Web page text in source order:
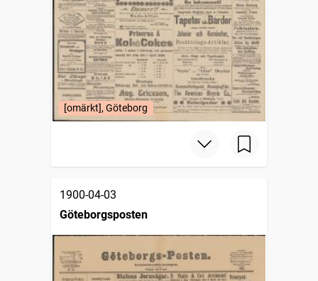
[omärkt], Göteborg
1900-04-03
Göteborgsposten